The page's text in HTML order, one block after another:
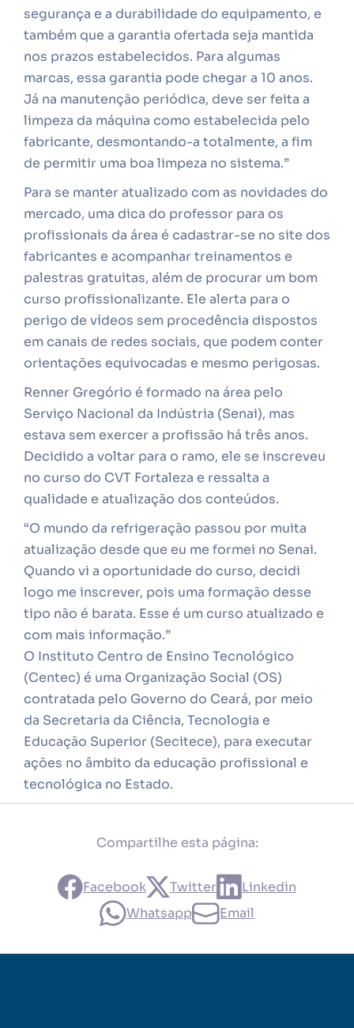
segurança e a durabilidade do equipamento, e
também que a garantia ofertada seja mantida
nos prazos estabelecidos. Para algumas
marcas, essa garantia pode chegar a 10 anos.
Já na manutenção periódica, deve ser feita a
limpeza da máquina como estabelecida pelo
fabricante, desmontando-a totalmente, a fim
de permitir uma boa limpeza no sistema.”
Para se manter atualizado com as novidades do
mercado, uma dica do professor para os
profissionais da área é cadastrar-se no site dos
fabricantes e acompanhar treinamentos e
palestras gratuitas, além de procurar um bom
curso profissionalizante. Ele alerta para o
perigo de vídeos sem procedência dispostos
em canais de redes sociais, que podem conter
orientações equivocadas e mesmo perigosas.
Renner Gregório é formado na área pelo
Serviço Nacional da Indústria (Senai), mas
estava sem exercer a profissão há três anos.
Decidido a voltar para o ramo, ele se inscreveu
no curso do CVT Fortaleza e ressalta a
qualidade e atualização dos conteúdos.
“O mundo da refrigeração passou por muita
atualização desde que eu me formei no Senai.
Quando vi a oportunidade do curso, decidi
logo me inscrever, pois uma formação desse
tipo não é barata. Esse é um curso atualizado e
com mais informação.”
O Instituto Centro de Ensino Tecnológico
(Centec) é uma Organização Social (OS)
contratada pelo Governo do Ceará, por meio
da Secretaria da Ciência, Tecnologia e
Educação Superior (Secitece), para executar
ações no âmbito da educação profissional e
tecnológica no Estado.
Compartilhe esta página:
Facebook Twitter
Linkedin
Whatsapp
Email